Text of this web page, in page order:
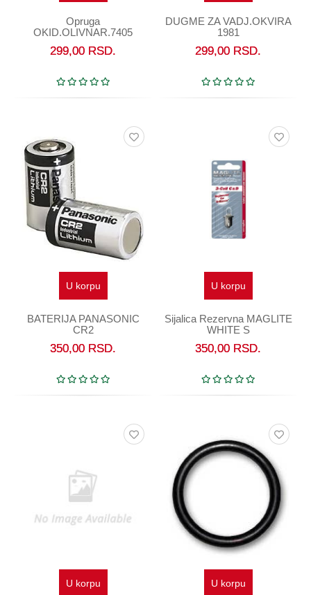
Opruga
OKID.OLIVNAR.7405
299,00 RSD.
DUGME ZA VADJ.OKVIRA
1981
299,00 RSD.
U korpu
BATERIJA PANASONIC
CR2
350,00 RSD.
U korpu
Sijalica Rezervna MAGLITE
WHITE S
350,00 RSD.
U korpu U korpu